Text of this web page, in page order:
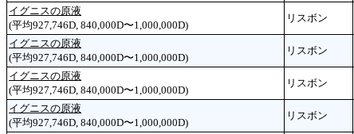
イグニスの原液
(平均927,746D, 840,000D〜1,000,000D)
リスボン
イグニスの原液
(平均927,746D, 840,000D〜1,000,000D)
リスボン
イグニスの原液
(平均927,746D, 840,000D〜1,000,000D)
リスボン
イグニスの原液
(平均927,746D, 840,000D〜1,000,000D)
リスボン